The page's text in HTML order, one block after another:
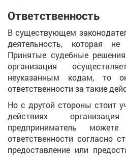
Ответственность
В существующем
деятельность, которая не
Принятые судебные
организация
неуказанным кодам, то
ответственности за такие
Но с другой стороны стоит
действиях
предприниматель
ответственности согласно
предоставление или